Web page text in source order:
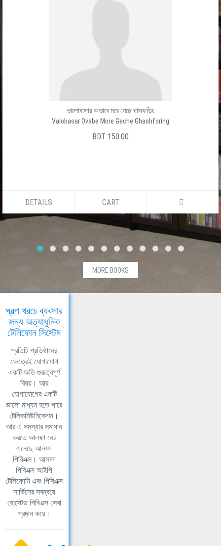
ভালোবাসার অভাবে মরে গেছে ঘাসফড়িং
Valobasar Ovabe More Geche Ghashforing
BDT 150.00
DETAILS CART
MORE BOOKS
স্বল্প খরচে ব্যবসার
জন্য অত্যাধুনিক
টেলিফোন সিস্টেম
প্রতিটি প্রতিষ্ঠানের
ক্ষেত্রেই যোগাযোগ
একটি অতি গুরুত্বপূর্ণ
বিষয়। আর
যোগাযোগের একটি
ভালো মাধ্যম হতে পারে
টেলিকমিউনিকেশন।
আর এ সমস্যার সমাধান
করতে আলফা নেট
এনেছে আলফা
পিবিএক্স। আলফা
পিবিএক্স আইপি
টেলিফোনি এবং পিবিএক্স
সার্ভিসের সবন্বয়ে
হোস্টেড পিবিএক্স সেবা
প্রদান করে।